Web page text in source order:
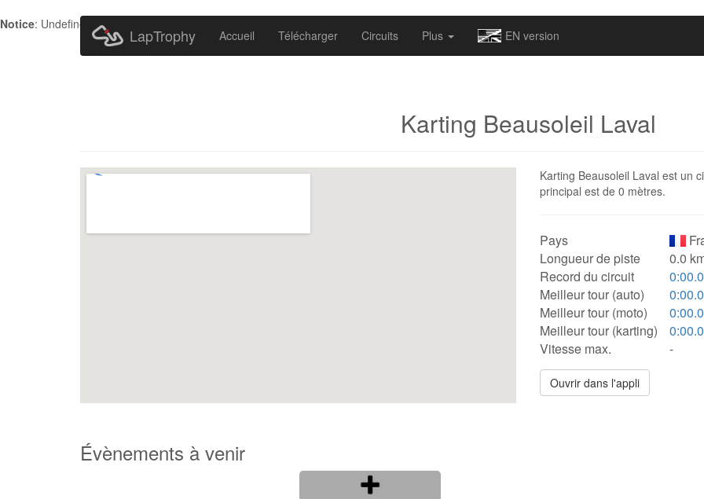
Notice: Undefined index: HTTP_ACCEPT_LANGUAGE in
LapTrophy Accueil Télécharger Circuits Plus EN version
Karting Beausoleil Laval
Karting Beausoleil Laval est un
principal est de 0 mètres.
Pays
Longueur de piste
0.0
Record du circuit
Meilleur tour (auto)
Meilleur tour (moto)
Meilleur tour (karting)
Vitesse max.
-
Ouvrir dans l'appli
Évènements à venir